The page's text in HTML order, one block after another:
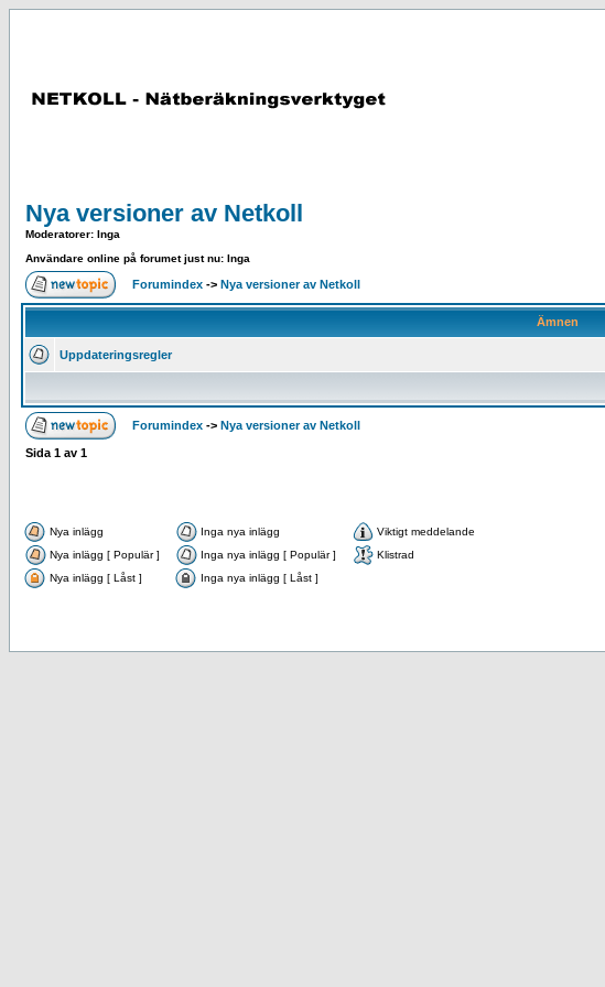
Nya versioner av Netkoll
Moderatorer: Inga
Användare online på forumet just nu: Inga
Forumindex -> Nya versioner av Netkoll
Ämnen
Uppdateringsregler
Forumindex -> Nya versioner av Netkoll
Sida 1 av 1
Nya inlägg Inga nya inlägg
Viktigt meddelande
Nya inlägg [ Populär ]
Inga nya inlägg [ Populär ]
Klistrad
Nya inlägg [ Låst ]
Inga nya inlägg [ Låst ]